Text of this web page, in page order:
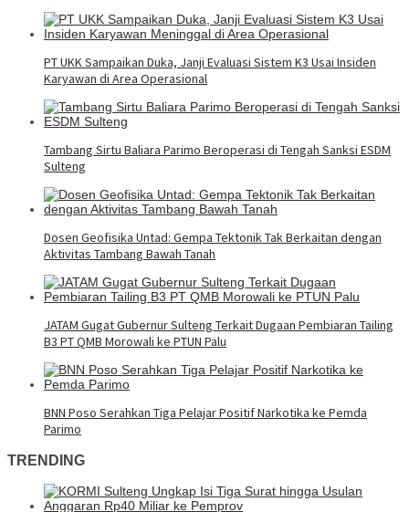
PT UKK Sampaikan Duka, Janji Evaluasi Sistem K3 Usai Insiden
Karyawan di Area Operasional
Tambang Sirtu Baliara Parimo Beroperasi di Tengah Sanksi ESDM
Sulteng
Dosen Geofisika Untad: Gempa Tektonik Tak Berkaitan dengan
Aktivitas Tambang Bawah Tanah
JATAM Gugat Gubernur Sulteng Terkait Dugaan Pembiaran Tailing
B3 PT QMB Morowali ke PTUN Palu
BNN Poso Serahkan Tiga Pelajar Positif Narkotika ke Pemda
Parimo
TRENDING